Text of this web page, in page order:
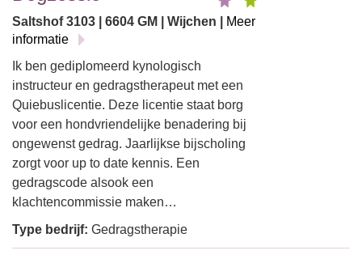
Saltshof 3103 | 6604 GM | Wijchen |
Meer
informatie
Ik ben gediplomeerd kynologisch
instructeur en gedragstherapeut met een
Quiebuslicentie. Deze licentie staat borg
voor een hondvriendelijke benadering bij
ongewenst gedrag. Jaarlijkse bijscholing
zorgt voor up to date kennis. Een
gedragscode alsook een
klachtencommissie maken…
Type bedrijf: Gedragstherapie